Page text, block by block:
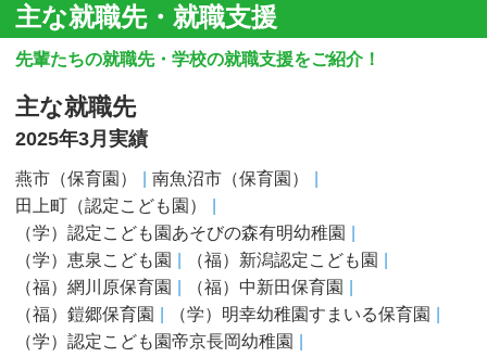
主な就職先・就職支援
先輩たちの就職先・学校の就職支援をご紹介！
主な就職先
2025年3月実績
燕市（保育園）
南魚沼市（保育園）
田上町（認定こども園）
（学）認定こども園あそびの森有明幼稚園
（学）恵泉こども園
（福）新潟認定こども園
（福）網川原保育園
（福）中新田保育園
（福）鎧郷保育園
（学）明幸幼稚園すまいる保育園
（学）認定こども園帝京長岡幼稚園